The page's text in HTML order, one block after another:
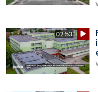
02:53